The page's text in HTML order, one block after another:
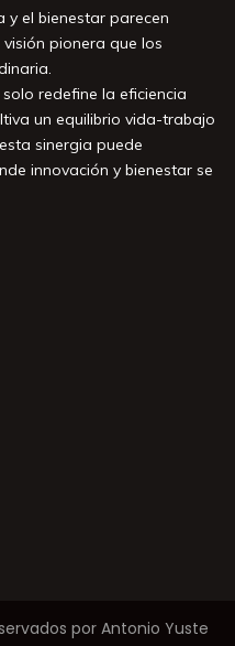
y el bienestar parecen
pionera que los
redefine la eficiencia
un equilibrio vida-trabajo
sinergia puede
innovación y bienestar se
por Antonio Yuste